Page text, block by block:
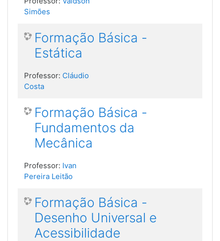
Simões
Formação Básica -
Estática
Professor: Cláudio
Costa
Formação Básica -
Fundamentos da
Mecânica
Professor: Ivan
Pereira Leitão
Formação Básica -
Desenho Universal e
Acessibilidade